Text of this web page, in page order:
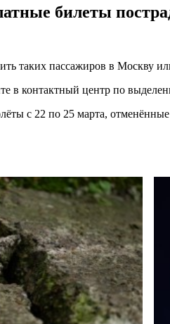
билеты
таких пассажиров в Москву
в контактный центр по
с 22 по 25 марта,